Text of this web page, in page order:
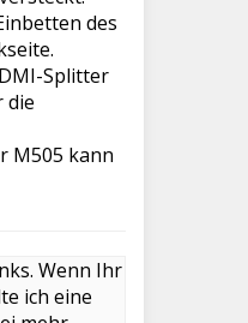
des
Splitter
die
M505 kann
Wenn Ihr
ich eine